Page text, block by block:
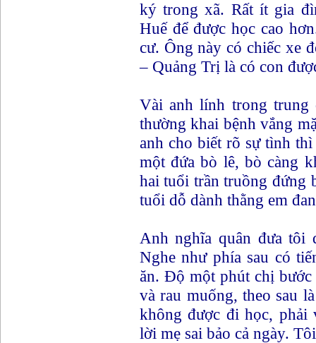
ký trong xã. Rất ít gia
Huế để được học cao
cư. Ông này có chiếc xe
– Quảng Trị là có con
Vài anh lính trong trung
thường khai bệnh vắng
anh cho biết rõ sự tình
một đứa bò lê, bò càng
hai tuổi trần truồng đứng
tuổi dỗ dành thằng em
Anh nghĩa quân đưa tôi
Nghe như phía sau có
ăn. Độ một phút chị
và rau muống, theo sau
không được đi học, phải
lời mẹ sai bảo cả ngày.